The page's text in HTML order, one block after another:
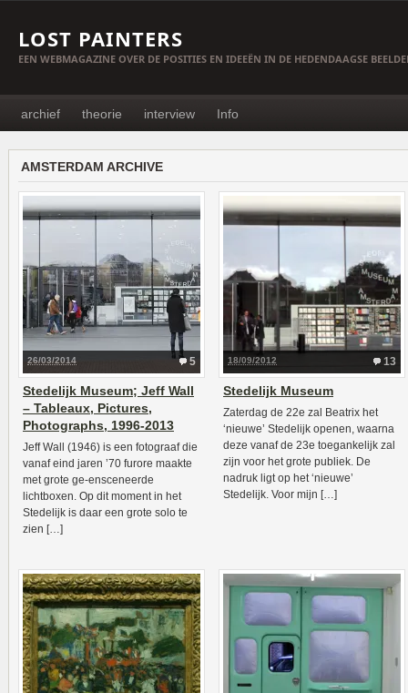
LOST PAINTERS
EEN WEBMAGAZINE OVER DE POSITIES EN IDEEËN IN DE HEDENDAAGSE
archief theorie interview Info
AMSTERDAM ARCHIVE
5
26/03/2014
Stedelijk Museum; Jeff Wall
– Tableaux, Pictures,
Photographs, 1996-2013
Jeff Wall (1946) is een fotograaf die
vanaf eind jaren ’70 furore maakte
met grote ge-ensceneerde
lichtboxen. Op dit moment in het
Stedelijk is daar een grote solo te
zien […]
13
18/09/2012
Stedelijk Museum
Zaterdag de 22e zal Beatrix het
‘nieuwe’ Stedelijk openen, waarna
deze vanaf de 23e toegankelijk zal
zijn voor het grote publiek. De
nadruk ligt op het ‘nieuwe’
Stedelijk. Voor mijn […]